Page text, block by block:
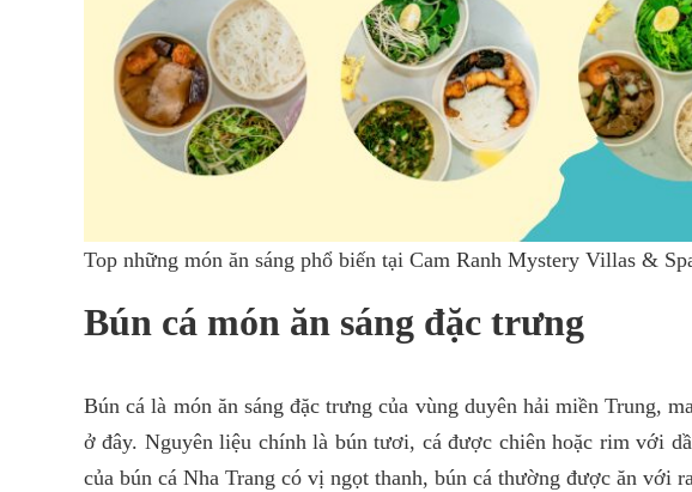
Top những món ăn sáng phổ biến tại Cam Ranh Mystery Villas &
Bún cá món ăn sáng đặc trưng
Bún cá là món ăn sáng đặc trưng của vùng duyên hải miền Trung,
ở đây. Nguyên liệu chính là bún tươi, cá được chiên hoặc rim với
của bún cá Nha Trang có vị ngọt thanh, bún cá thường được ăn với